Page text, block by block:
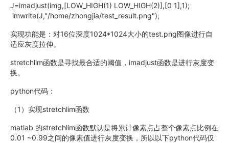
J=imadjust(img,[LOW_HIGH(1) LOW_HIGH(2)],[0 1],1);
imwrite(J,"/home/zhongjia/test_result.png");
实现功能是：对16位深度1024*1024大小的test.png图像进行自
适应灰度拉伸。
stretchlim函数是寻找最合适的阈值，imadjust函数是进行灰度变
换。
python代码：
（1）实现stretchlim函数
matlab 的stretchlim函数默认是将累计像素点占整个像素点比例在
0.01 ~0.99之间的像素值进行灰度变换，所以以下python代码仅